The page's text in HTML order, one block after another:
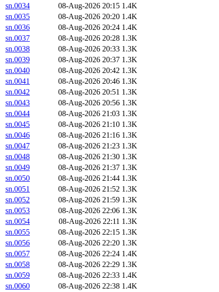
sn.0034
08-Aug-2026 20:15 1.4K
sn.0035
08-Aug-2026 20:20 1.4K
sn.0036
08-Aug-2026 20:24 1.4K
sn.0037
08-Aug-2026 20:28 1.3K
sn.0038
08-Aug-2026 20:33 1.3K
sn.0039
08-Aug-2026 20:37 1.3K
sn.0040
08-Aug-2026 20:42 1.3K
sn.0041
08-Aug-2026 20:46 1.3K
sn.0042
08-Aug-2026 20:51 1.3K
sn.0043
08-Aug-2026 20:56 1.3K
sn.0044
08-Aug-2026 21:03 1.3K
sn.0045
08-Aug-2026 21:10 1.3K
sn.0046
08-Aug-2026 21:16 1.3K
sn.0047
08-Aug-2026 21:23 1.3K
sn.0048
08-Aug-2026 21:30 1.3K
sn.0049
08-Aug-2026 21:37 1.3K
sn.0050
08-Aug-2026 21:44 1.3K
sn.0051
08-Aug-2026 21:52 1.3K
sn.0052
08-Aug-2026 21:59 1.3K
sn.0053
08-Aug-2026 22:06 1.3K
sn.0054
08-Aug-2026 22:11 1.3K
sn.0055
08-Aug-2026 22:15 1.3K
sn.0056
08-Aug-2026 22:20 1.3K
sn.0057
08-Aug-2026 22:24 1.4K
sn.0058
08-Aug-2026 22:29 1.3K
sn.0059
08-Aug-2026 22:33 1.4K
sn.0060
08-Aug-2026 22:38 1.4K